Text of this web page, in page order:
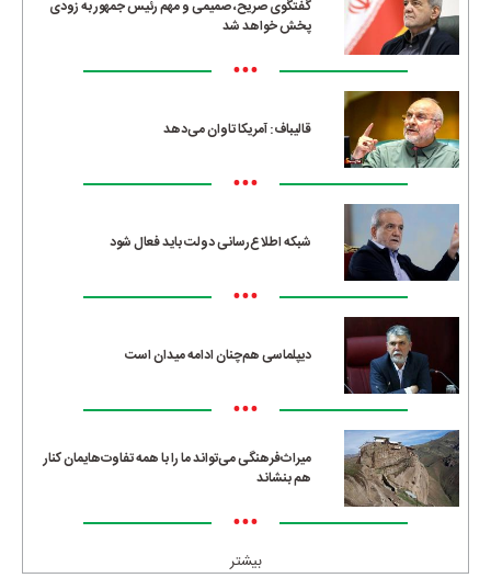
گفتگوی صریح، صمیمی و مهم رئیس جمهور به زودی
پخش خواهد شد
•••
قالیباف: آمریکا تاوان می‌دهد
•••
شبکه اطلاع‌رسانی دولت باید فعال شود
•••
دیپلماسی هم‌چنان ادامه میدان است
•••
میراث‌فرهنگی می‌تواند ما را با همه تفاوت‌هایمان کنار
هم بنشاند
•••
بیشتر